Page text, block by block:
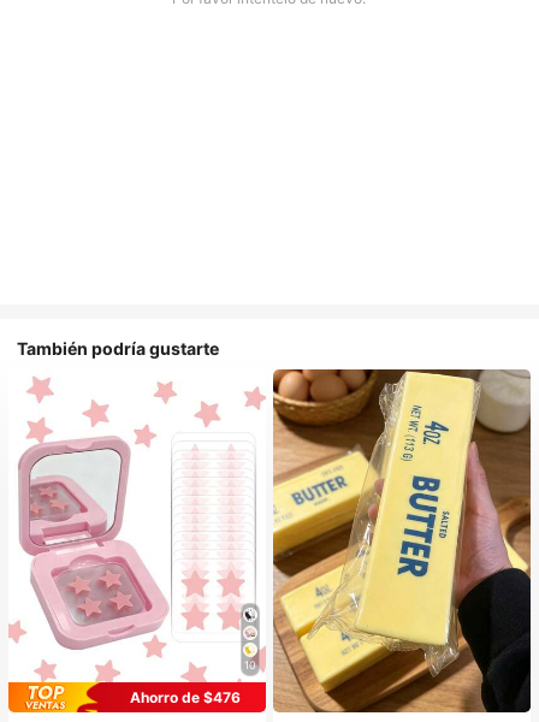
También podría gustarte
10
Ahorro de $476